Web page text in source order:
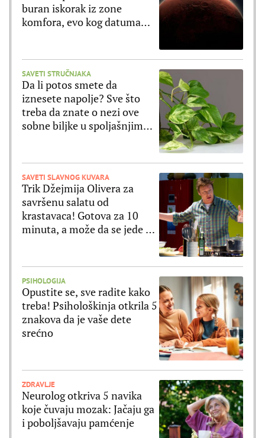
buran iskorak iz zone
komfora, evo kog datuma
SAVETI STRUČNJAKA
Da li potos smete da
iznesete napolje? Sve što
treba da znate o nezi ove
sobne biljke u spoljašnjim
SAVETI SLAVNOG KUVARA
Trik Džejmija Olivera za
savršenu salatu od
krastavaca! Gotova za 10
minuta, a može da se jede uz
PSIHOLOGIJA
Opustite se, sve radite kako
treba! Psihološkinja otkrila 5
znakova da je vaše dete
srećno
ZDRAVLJE
Neurolog otkriva 5 navika
koje čuvaju mozak: Jačaju ga
i poboljšavaju pamćenje